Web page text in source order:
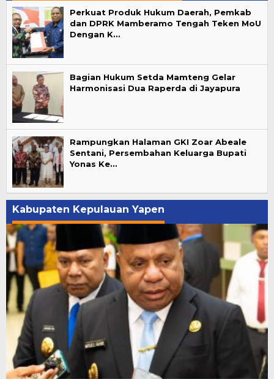
Perkuat Produk Hukum Daerah, Pemkab
dan DPRK Mamberamo Tengah Teken MoU
Dengan K…
Bagian Hukum Setda Mamteng Gelar
Harmonisasi Dua Raperda di Jayapura
Rampungkan Halaman GKI Zoar Abeale
Sentani, Persembahan Keluarga Bupati
Yonas Ke…
Kabupaten Kepulauan Yapen